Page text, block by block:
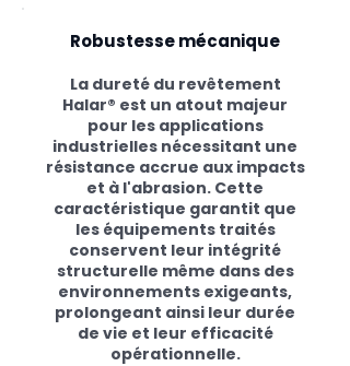
Robustesse mécanique
La dureté du revêtement
Halar® est un atout majeur
pour les applications
industrielles nécessitant une
résistance accrue aux impacts
et à l'abrasion. Cette
caractéristique garantit que
les équipements traités
conservent leur intégrité
structurelle même dans des
environnements exigeants,
prolongeant ainsi leur durée
de vie et leur efficacité
opérationnelle.